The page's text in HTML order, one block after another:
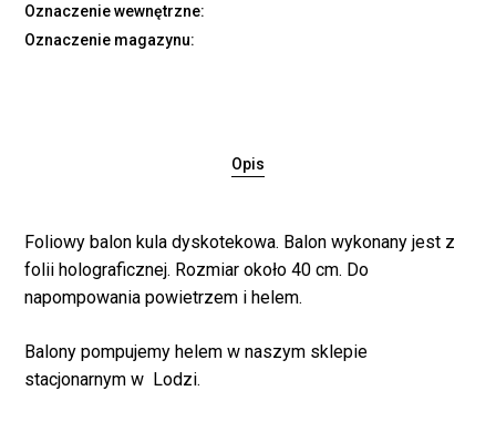
Oznaczenie wewnętrzne:
Oznaczenie magazynu:
Opis
Foliowy balon kula dyskotekowa. Balon wykonany jest z
folii holograficznej. Rozmiar około 40 cm. Do
napompowania powietrzem i helem.
Balony pompujemy helem w naszym sklepie
stacjonarnym w Lodzi.